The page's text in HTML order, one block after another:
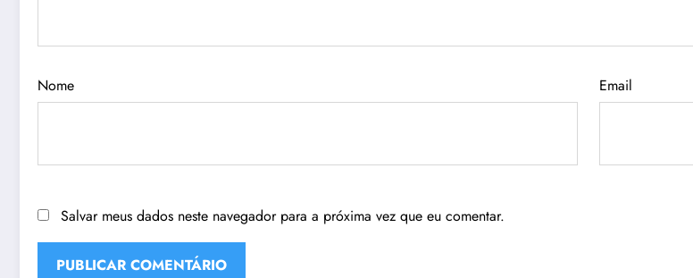
Nome Email
Salvar meus dados neste navegador para a próxima vez que eu comentar.